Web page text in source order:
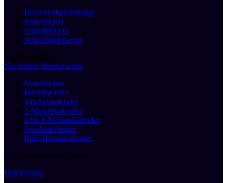
Branchenfachanhänge
Notizbücher
Schreibblocks
Schreibunterlagen
Top Produkte
Navigation überspringen
Notizbücher
Buchkalender
Taschenkalender
3-Monatskalender
4 bis 6-Monatskalender
Streifenkalender
Bild-Monatskalender
© 2026 druckhaus boeken
Datenschutz